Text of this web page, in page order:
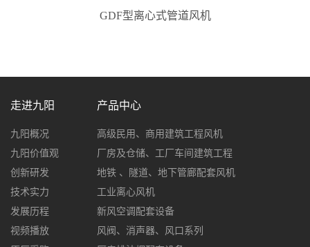
GDF型离心式管道风机
走进九阳
九阳概况
九阳价值观
创新研发
技术实力
发展历程
视频播放
产品中心
高级民用、商用建筑工程风机
厂房及仓储、工厂车间建筑工程
地铁 、隧道、地下管廊配套风机
工业离心风机
新风空调配套设备
风阀、消声器、风口系列